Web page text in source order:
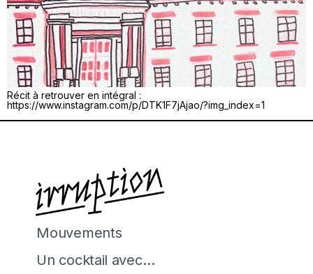
Récit à retrouver en intégral :
https://www.instagram.com/p/DTK1F7jAjao/?img_index=1
Mouvements
Un cocktail avec…